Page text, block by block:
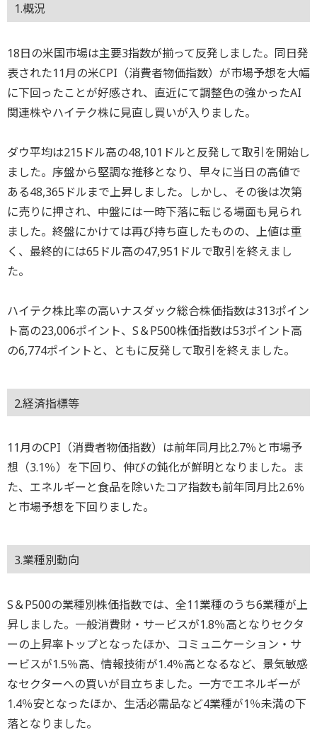
1.概況
18日の米国市場は主要3指数が揃って反発しました。同日発
表された11月の米CPI（消費者物価指数）が市場予想を大幅
に下回ったことが好感され、直近にて調整色の強かったAI
関連株やハイテク株に見直し買いが入りました。
ダウ平均は215ドル高の48,101ドルと反発して取引を開始し
ました。序盤から堅調な推移となり、早々に当日の高値で
ある48,365ドルまで上昇しました。しかし、その後は次第
に売りに押され、中盤には一時下落に転じる場面も見られ
ました。終盤にかけては再び持ち直したものの、上値は重
く、最終的には65ドル高の47,951ドルで取引を終えまし
た。
ハイテク株比率の高いナスダック総合株価指数は313ポイン
ト高の23,006ポイント、S＆P500株価指数は53ポイント高
の6,774ポイントと、ともに反発して取引を終えました。
2.経済指標等
11月のCPI（消費者物価指数）は前年同月比2.7％と市場予
想（3.1％）を下回り、伸びの鈍化が鮮明となりました。ま
た、エネルギーと食品を除いたコア指数も前年同月比2.6％
と市場予想を下回りました。
3.業種別動向
S＆P500の業種別株価指数では、全11業種のうち6業種が上
昇しました。一般消費財・サービスが1.8％高となりセクタ
ーの上昇率トップとなったほか、コミュニケーション・サ
ービスが1.5％高、情報技術が1.4％高となるなど、景気敏感
なセクターへの買いが目立ちました。一方でエネルギーが
1.4％安となったほか、生活必需品など4業種が1％未満の下
落となりました。